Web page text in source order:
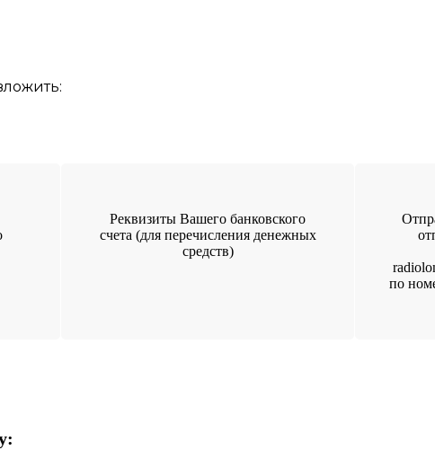
Реквизиты Вашего банковского
счета (для перечисления денежных
средств)
по